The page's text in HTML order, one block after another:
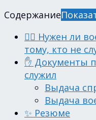
Содержание
💁‍♂️ Нужен ли
тому, кто не
✋ Документы
служил
Выдача
Выдача
✨ Резюме